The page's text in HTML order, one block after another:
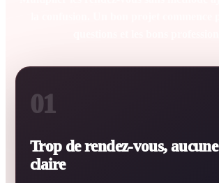
01
Trop de rendez-vous,
claire